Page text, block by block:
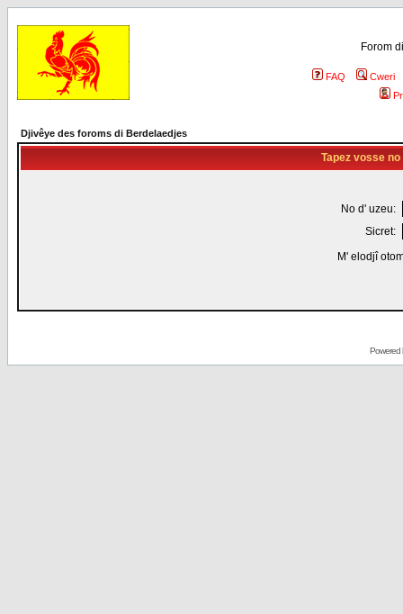
Forom
FAQ
Cweri
Djivêye des foroms di Berdelaedjes
Tapez vosse
No d' uzeu:
Sicret:
M' elodjî
Powered